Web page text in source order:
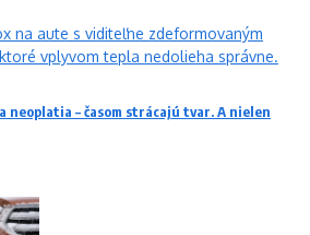
neoplatia – časom strácajú tvar. A nielen